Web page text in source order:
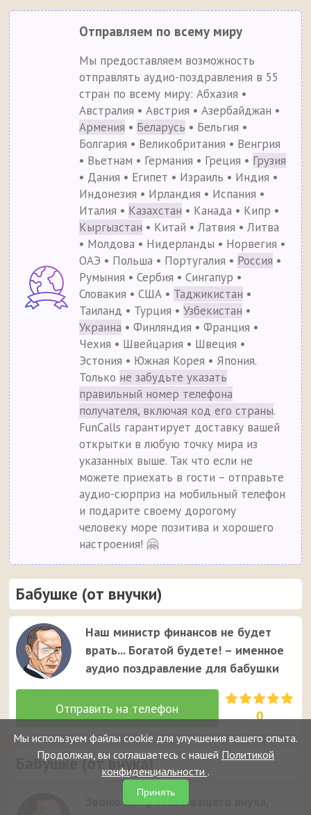
Отправляем по всему миру
Мы предоставляем возможность
отправлять аудио-поздравления в 55
стран по всему миру: Абхазия •
Австралия • Австрия • Азербайджан •
Армения • Беларусь • Бельгия •
Болгария • Великобритания • Венгрия
• Вьетнам • Германия • Греция • Грузия
• Дания • Египет • Израиль • Индия •
Индонезия • Ирландия • Испания •
Италия • Казахстан • Канада • Кипр •
Кыргызстан • Китай • Латвия • Литва
• Молдова • Нидерланды • Норвегия •
ОАЭ • Польша • Португалия • Россия •
Румыния • Сербия • Сингапур •
Словакия • США • Таджикистан •
Таиланд • Турция •Узбекистан •
Украина • Финляндия • Франция •
Чехия • Швейцария • Швеция •
Эстония • Южная Корея • Япония.
Только не забудьте указать
правильный номер телефона
получателя, включая код его страны.
FunCalls гарантирует доставку вашей
открытки в любую точку мира из
указанных выше. Так что если не
можете приехать в гости – отправьте
аудио-сюрприз на мобильный телефон
и подарите своему дорогому
человеку море позитива и хорошего
настроения! 🤗
Бабушке (от внучки)
Наш министр финансов не будет
врать... Богатой будете! – именное
аудио поздравление для бабушки
0
Бабушке (от внука)
Звоню по просьбе вашего внука,
Мы используем файлы cookie для улучшения вашего опыта.
Продолжая, вы соглашаетесь с нашей Политикой
конфиденциальности .
Принять